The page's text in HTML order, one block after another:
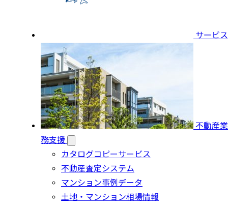
サービス
不動産業
務支援
カタログコピーサービス
不動産査定システム
マンション事例データ
土地・マンション相場情報